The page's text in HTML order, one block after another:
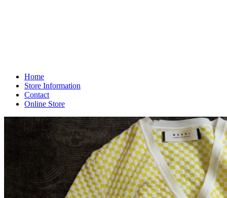
Home
Store Information
Contact
Online Store